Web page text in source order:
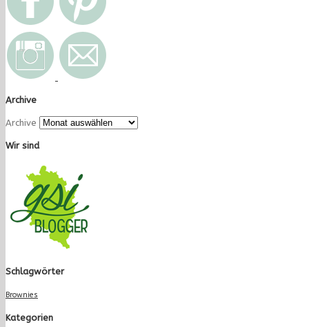
Archive
Archive
Wir sind
Schlagwörter
Brownies
Kategorien